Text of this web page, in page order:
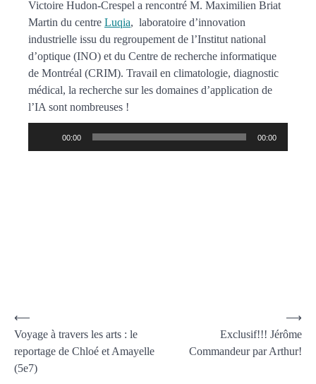
Victoire Hudon-Crespel a rencontré M. Maximilien Briat
Martin du centre Luqia, laboratoire d’innovation
industrielle issu du regroupement de l’Institut national
d’optique (INO) et du Centre de recherche informatique
de Montréal (CRIM). Travail en climatologie, diagnostic
médical, la recherche sur les domaines d’application de
l’IA sont nombreuses !
00:00 00:00
⟵
Voyage à travers les arts : le
reportage de Chloé et Amayelle
(5e7)
Exclusif!!! Jérôme
Commandeur par Arthur!
⟶